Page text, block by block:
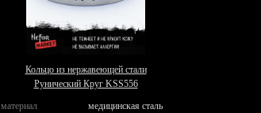
Кольцо из нержавеющей стали
Рунический Круг KSS556
материал
медицинская сталь